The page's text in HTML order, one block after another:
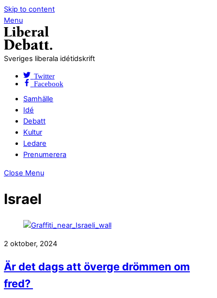
Skip to content
Menu
Sveriges liberala idétidskrift
Twitter
Facebook
Samhälle
Idé
Debatt
Kultur
Ledare
Prenumerera
Close Menu
Israel
2 oktober, 2024
Är det dags att överge drömmen om
fred?